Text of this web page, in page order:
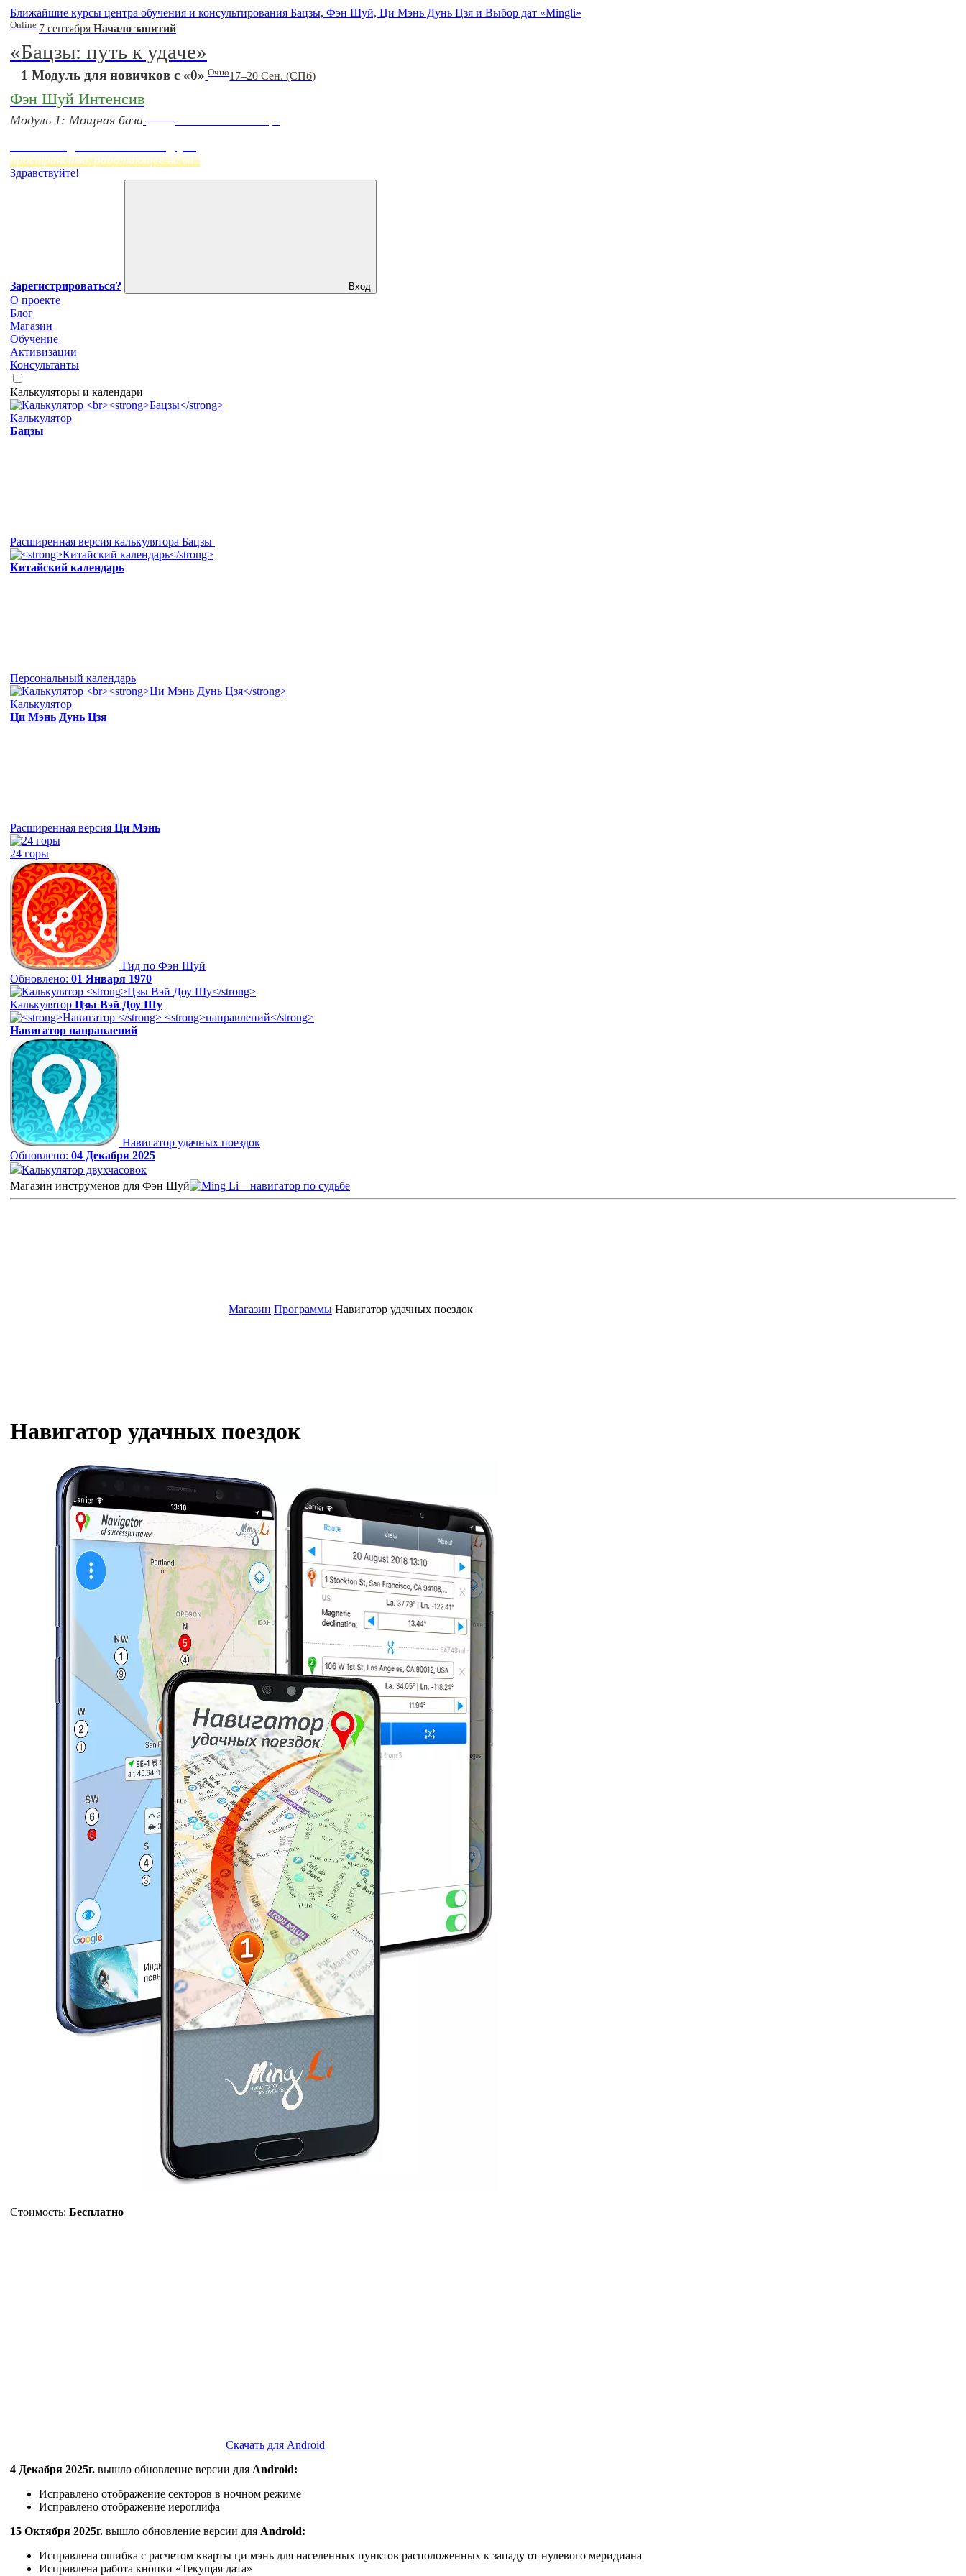
Ближайшие курсы центра обучения и консультирования Бацзы, Фэн Шуй, Ци Мэнь Дунь Цзя и Выбор дат «Mingli»
Online 7 сентября Начало занятий
«Бацзы: путь к удаче»
1 Модуль для новичков с «0» Очно17–20 Сен. (СПб)
Фэн Шуй Интенсив
Модуль 1: Мощная база
пространство, работающее на вас
Здравствуйте!
Зарегистрироваться? Вход
О проекте
Блог
Магазин
Обучение
Активизации
Консультанты
Калькуляторы и календари
Калькулятор
Бацзы
Расширенная версия калькулятора Бацзы
Китайский календарь
Персональный календарь
Калькулятор
Ци Мэнь Дунь Цзя
Расширенная версия Ци Мэнь
24 горы
Гид по Фэн Шуй
Обновлено: 01 Января 1970
Калькулятор Цзы Вэй Доу Шу
Навигатор направлений
Навигатор удачных поездок
Обновлено: 04 Декабря 2025
Калькулятор двухчасовок
Магазин инструменов для Фэн Шуй
Магазин Программы Навигатор удачных поездок
Навигатор удачных поездок
Стоимость: Бесплатно
Скачать для Android
4 Декабря 2025г. вышло обновление версии для Android:
Исправлено отображение секторов в ночном режиме
Исправлено отображение иероглифа
15 Октября 2025г. вышло обновление версии для Android:
Исправлена ошибка с расчетом кварты ци мэнь для населенных пунктов расположенных к западу от нулевого меридиана
Исправлена работа кнопки «Текущая дата»